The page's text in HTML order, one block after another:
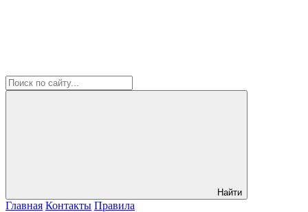
Найти
Главная Контакты Правила